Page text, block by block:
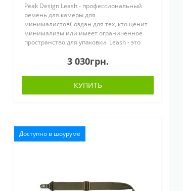
Peak Design Leash - профессиональный
ремень для камеры для
минималистовСоздан для тех, кто ценит
минимализм или имеет ограниченное
пространство для упаковки. Leash - это
профессиональный ремень для камеры,
который помещается в люб..
3 030грн.
КУПИТЬ
Доступно в шоуруме